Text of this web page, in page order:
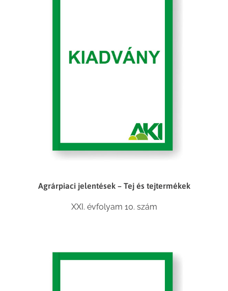
Agrárpiaci jelentések – Tej és tejtermékek
XXI. évfolyam 10. szám